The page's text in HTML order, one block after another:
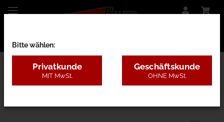
28AC - Lärche mit Pfosten
Bitte wählen:
Privatkunde
MIT MwSt.
Geschäftskunde
OHNE MwSt.